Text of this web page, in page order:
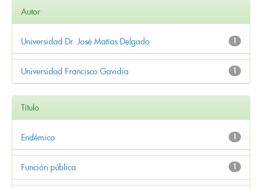
Autor
1
Universidad Dr. José Matías Delgado
1
Universidad Francisco Gavidia
Título
1
Endémico
1
Función pública